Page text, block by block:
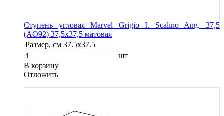
Ступень угловая Marvel Grigio I. Scalino Ang. 37,5
(AO92) 37,5x37,5 матовая
Размер, см 37.5x37.5
шт
В корзину
Oтложить